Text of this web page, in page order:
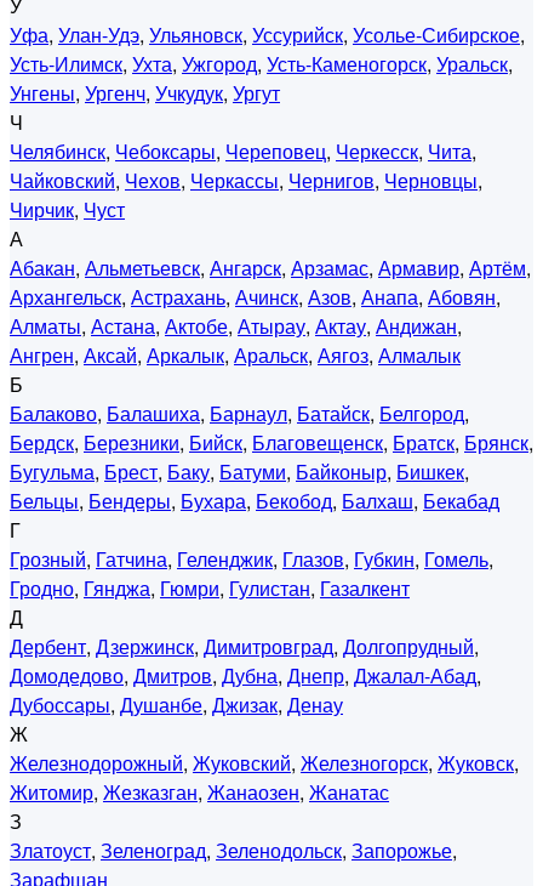
Уфа, Улан-Удэ, Ульяновск, Уссурийск, Усолье-Сибирское,
Усть-Илимск, Ухта, Ужгород, Усть-Каменогорск, Уральск,
Унгены, Ургенч, Учкудук, Ургут
Ч
Челябинск, Чебоксары, Череповец, Черкесск, Чита,
Чайковский, Чехов, Черкассы, Чернигов, Черновцы,
Чирчик, Чуст
А
Абакан, Альметьевск, Ангарск, Арзамас, Армавир, Артём,
Архангельск, Астрахань, Ачинск, Азов, Анапа, Абовян,
Алматы, Астана, Актобе, Атырау, Актау, Андижан,
Ангрен, Аксай, Аркалык, Аральск, Аягоз, Алмалык
Б
Балаково, Балашиха, Барнаул, Батайск, Белгород,
Бердск, Березники, Бийск, Благовещенск, Братск, Брянск,
Бугульма, Брест, Баку, Батуми, Байконыр, Бишкек,
Бельцы, Бендеры, Бухара, Бекобод, Балхаш, Бекабад
Г
Грозный, Гатчина, Геленджик, Глазов, Губкин, Гомель,
Гродно, Гянджа, Гюмри, Гулистан, Газалкент
Д
Дербент, Дзержинск, Димитровград, Долгопрудный,
Домодедово, Дмитров, Дубна, Днепр, Джалал-Абад,
Дубоссары, Душанбе, Джизак, Денау
Ж
Железнодорожный, Жуковский, Железногорск, Жуковск,
Житомир, Жезказган, Жанаозен, Жанатас
З
Златоуст, Зеленоград, Зеленодольск, Запорожье,
Зарафшан